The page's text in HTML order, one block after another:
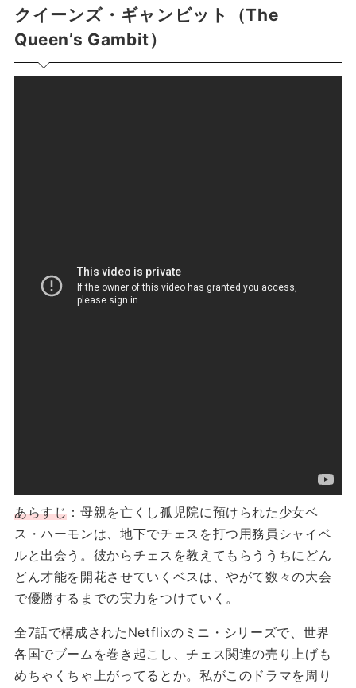
クイーンズ・ギャンビット（The
Queen’s Gambit）
あらすじ ：母親を亡くし孤児院に預けられた少女ベ
ス・ハーモンは、地下でチェスを打つ用務員シャイベ
ルと出会う。彼からチェスを教えてもらううちにどん
どん才能を開花させていくベスは、やがて数々の大会
で優勝するまでの実力をつけていく。
全7話で構成されたNetflixのミニ・シリーズで、世界
各国でブームを巻き起こし、チェス関連の売り上げも
めちゃくちゃ上がってるとか。私がこのドラマを周り